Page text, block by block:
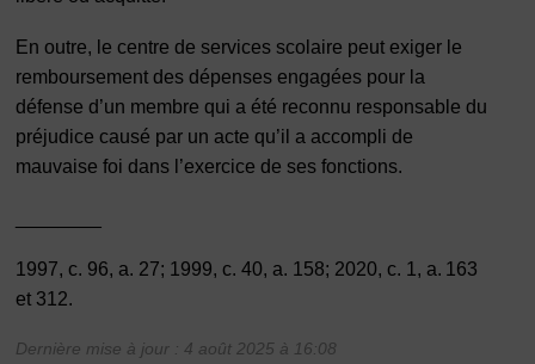
En outre, le centre de services scolaire peut exiger le
remboursement des dépenses engagées pour la
défense d’un membre qui a été reconnu responsable du
préjudice causé par un acte qu’il a accompli de
mauvaise foi dans l’exercice de ses fonctions.
1997, c. 96, a. 27; 1999, c. 40, a. 158; 2020, c. 1, a. 163
et 312.
Dernière mise à jour : 4 août 2025 à 16:08